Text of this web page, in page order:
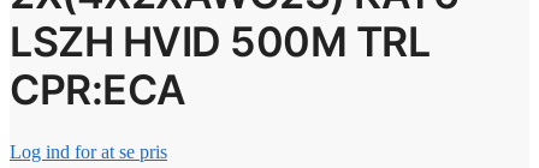
LSZH HVID 500M TRL
CPR:ECA
Log ind for at se pris